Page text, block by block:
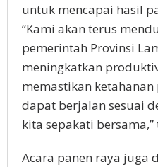
untuk mencapai hasil
“Kami akan terus
pemerintah Provinsi
meningkatkan
memastikan
dapat berjalan sesuai
kita sepakati
Acara panen raya juga